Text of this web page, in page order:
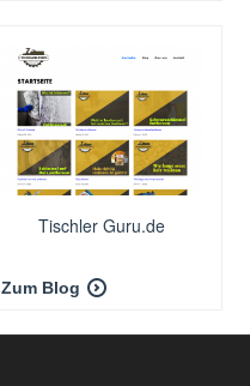
Tischler Guru.de
Zum Blog